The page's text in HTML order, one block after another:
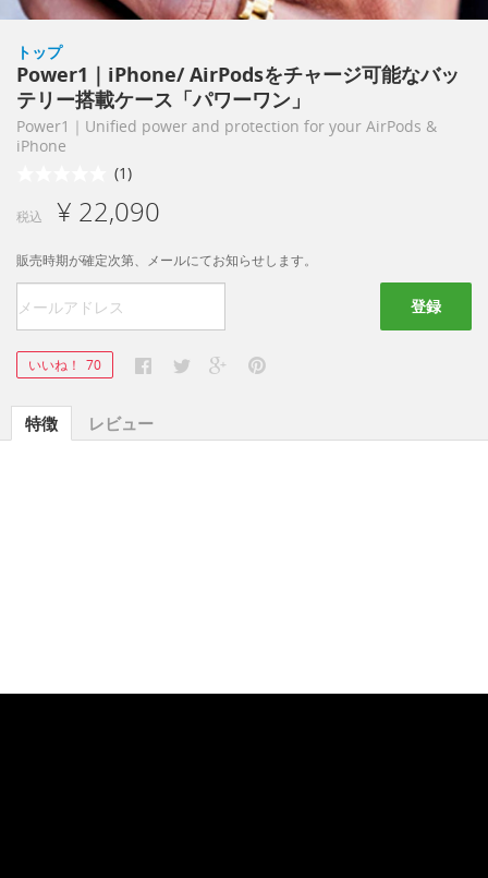
トップ
Power1｜iPhone/ AirPodsをチャージ可能なバッ
テリー搭載ケース「パワーワン」
Power1｜Unified power and protection for your AirPods &
iPhone
(1)
税込 ¥ 22,090
販売時期が確定次第、メールにてお知らせします。
登録
いいね！ 70
特徴 レビュー